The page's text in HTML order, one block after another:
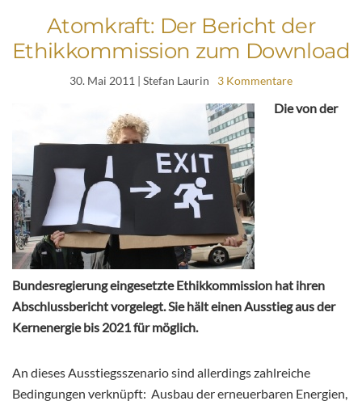
Atomkraft: Der Bericht der
Ethikkommission zum Download
30. Mai 2011 | Stefan Laurin 3 Kommentare
Die von der
Bundesregierung eingesetzte Ethikkommission hat ihren
Abschlussbericht vorgelegt. Sie hält einen Ausstieg aus der
Kernenergie bis 2021 für möglich.
An dieses Ausstiegsszenario sind allerdings zahlreiche
Bedingungen verknüpft: Ausbau der erneuerbaren Energien,